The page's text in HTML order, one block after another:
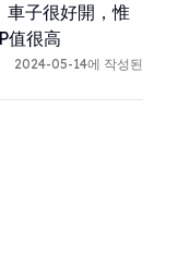
車子很好開，惟
值很高
2024-05-14에 작성된